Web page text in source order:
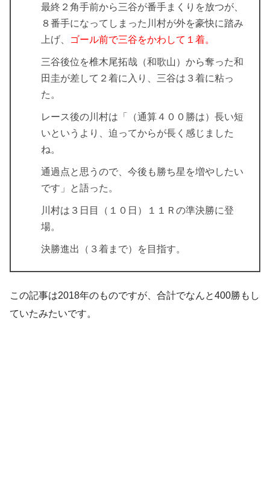
最終２角手前から三谷が番手まくりを放つが、
８番手になってしまった川村が外を豪快に踏み
上げ、
ゴール前で三谷をかわして１着。
三谷後位を椎木尾拓哉（和歌山）から奪った和
田圭が差して２着に入り、三谷は３着に粘っ
た。
レース後の川村は「
（通算４００勝は）長い短
いというより、迫ってからが長く感じました
ね。
通過点と思うので、今後も勝ち星を増やしたい
です」と語った。
川村は３日目（１０日）１１Ｒの準決勝に登
場。
決勝進出（３着まで）を目指す。
この記事は2018年のものですが、合計でなんと400勝もし
ていたみたいです。